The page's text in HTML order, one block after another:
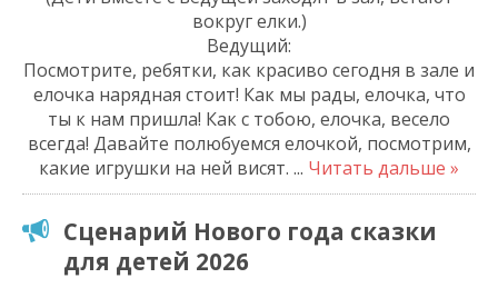
вокруг елки.)
Ведущий:
Посмотрите, ребятки, как красиво сегодня в зале и
елочка нарядная стоит! Как мы рады, елочка, что
ты к нам пришла! Как с тобою, елочка, весело
всегда! Давайте полюбуемся елочкой, посмотрим,
какие игрушки на ней висят. ... Читать дальше »
Сценарий Нового года сказки
для детей 2026